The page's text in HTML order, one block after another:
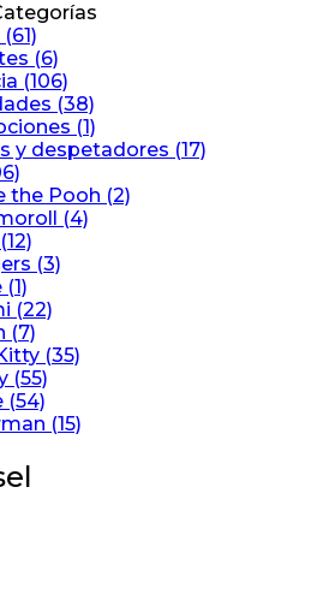
(61)
(6)
(106)
(38)
(1)
y despetadores (17)
the Pooh (2)
(4)
(12)
(3)
(1)
(22)
(7)
(35)
(55)
(54)
(15)